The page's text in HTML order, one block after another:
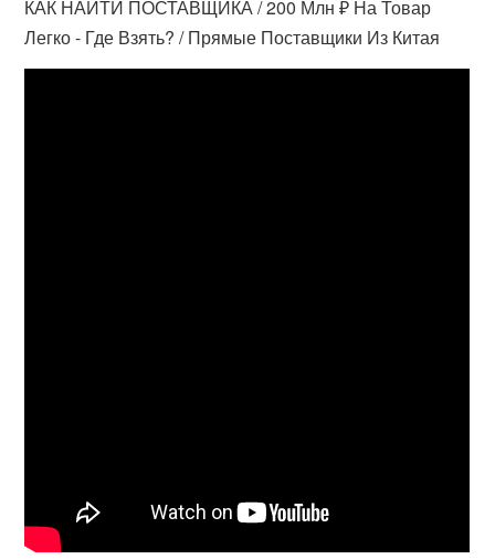
КАК НАЙТИ ПОСТАВЩИКА / 200 Млн ₽ На Товар
Легко - Где Взять? / Прямые Поставщики Из Китая